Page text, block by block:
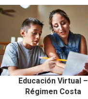
Educación Virtual –
Régimen Costa